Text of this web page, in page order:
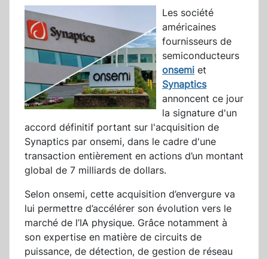
Les société
américaines
fournisseurs de
semiconducteurs
onsemi et
Synaptics
annoncent ce jour
la signature d'un
accord définitif portant sur l'acquisition de
Synaptics par onsemi, dans le cadre d'une
transaction entièrement en actions d’un montant
global de 7 milliards de dollars.
Selon onsemi, cette acquisition d’envergure va
lui permettre d’accélérer son évolution vers le
marché de l’IA physique. Grâce notamment à
son expertise en matière de circuits de
puissance, de détection, de gestion de réseau